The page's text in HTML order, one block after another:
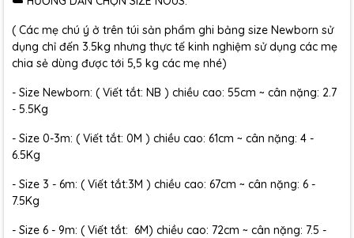
( Các mẹ chú ý ở trên túi sản phẩm ghi bảng size Newborn sử
dụng chỉ đến 3.5kg nhưng thực tế kinh nghiệm sử dụng các mẹ
chia sẻ dùng được tới 5,5 kg các mẹ nhé)
- Size Newborn: ( Viết tắt: NB ) chiều cao: 55cm ~ cân nặng: 2.7
- 5.5Kg
- Size 0-3m: ( Viết tắt: 0M ) chiều cao: 61cm ~ cân nặng: 4 -
6.5Kg
- Size 3 - 6m: ( Viết tắt:3M ) chiều cao: 67cm ~ cân nặng: 6 -
7.5Kg
- Size 6 - 9m: ( Viết tắt: 6M) chiều cao: 72cm ~ cân nặng: 7.5 -